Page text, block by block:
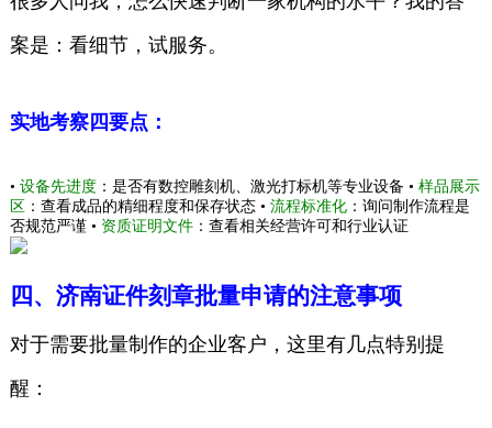
案是：看细节，试服务。
实地考察四要点：
• 设备先进度：是否有数控雕刻机、激光打标机等专业设备 • 样品展示
区 ：查看成品的精细程度和保存状态 • 流程标准化：询问制作流程是
否规范严谨 • 资质证明文件：查看相关经营许可和行业认证
四、济南证件刻章批量申请的注意事项
对于需要批量制作的企业客户，这里有几点特别提
醒：